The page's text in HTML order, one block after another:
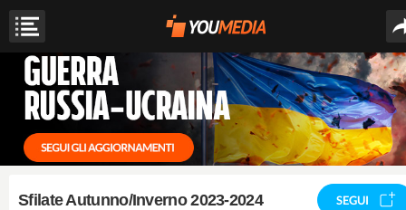
Sfilate Autunno/Inverno 2023-2024 SEGUI